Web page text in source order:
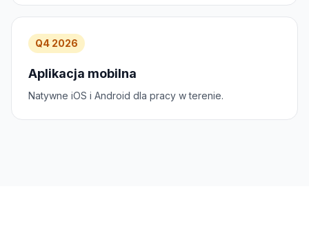
Q4 2026
Aplikacja mobilna
Natywne iOS i Android dla pracy w terenie.